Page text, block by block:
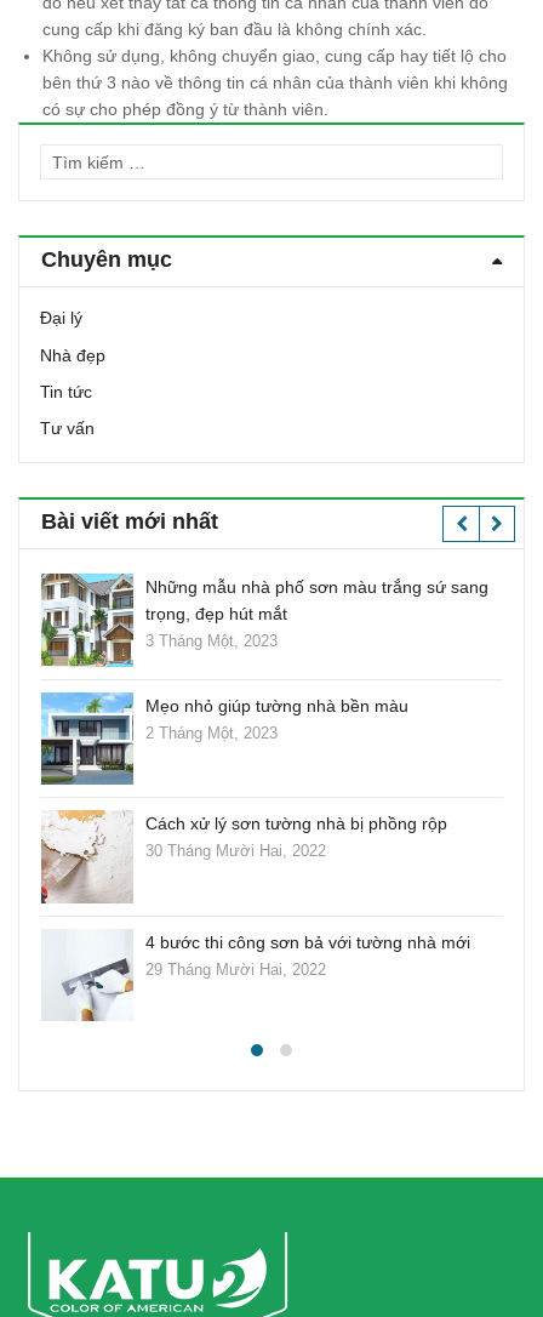
cung cấp khi đăng ký ban đầu là không chính xác.
Không sử dụng, không chuyển giao, cung cấp hay tiết lộ cho
bên thứ 3 nào về thông tin cá nhân của thành viên khi không
có sự cho phép đồng ý từ thành viên.
k
i
m
c
o
:
Chuyên mục
Đại lý
Nhà đẹp
Tin tức
Tư vấn
Bài viết mới nhất
Những mẫu nhà phố sơn màu trắng sứ sang
trọng, đẹp hút mắt
3 Tháng Một, 2023
Mẹo nhỏ giúp tường nhà bền màu
2 Tháng Một, 2023
Cách xử lý sơn tường nhà bị phồng rộp
30 Tháng Mười Hai, 2022
4 bước thi công sơn bả với tường nhà mới
29 Tháng Mười Hai, 2022